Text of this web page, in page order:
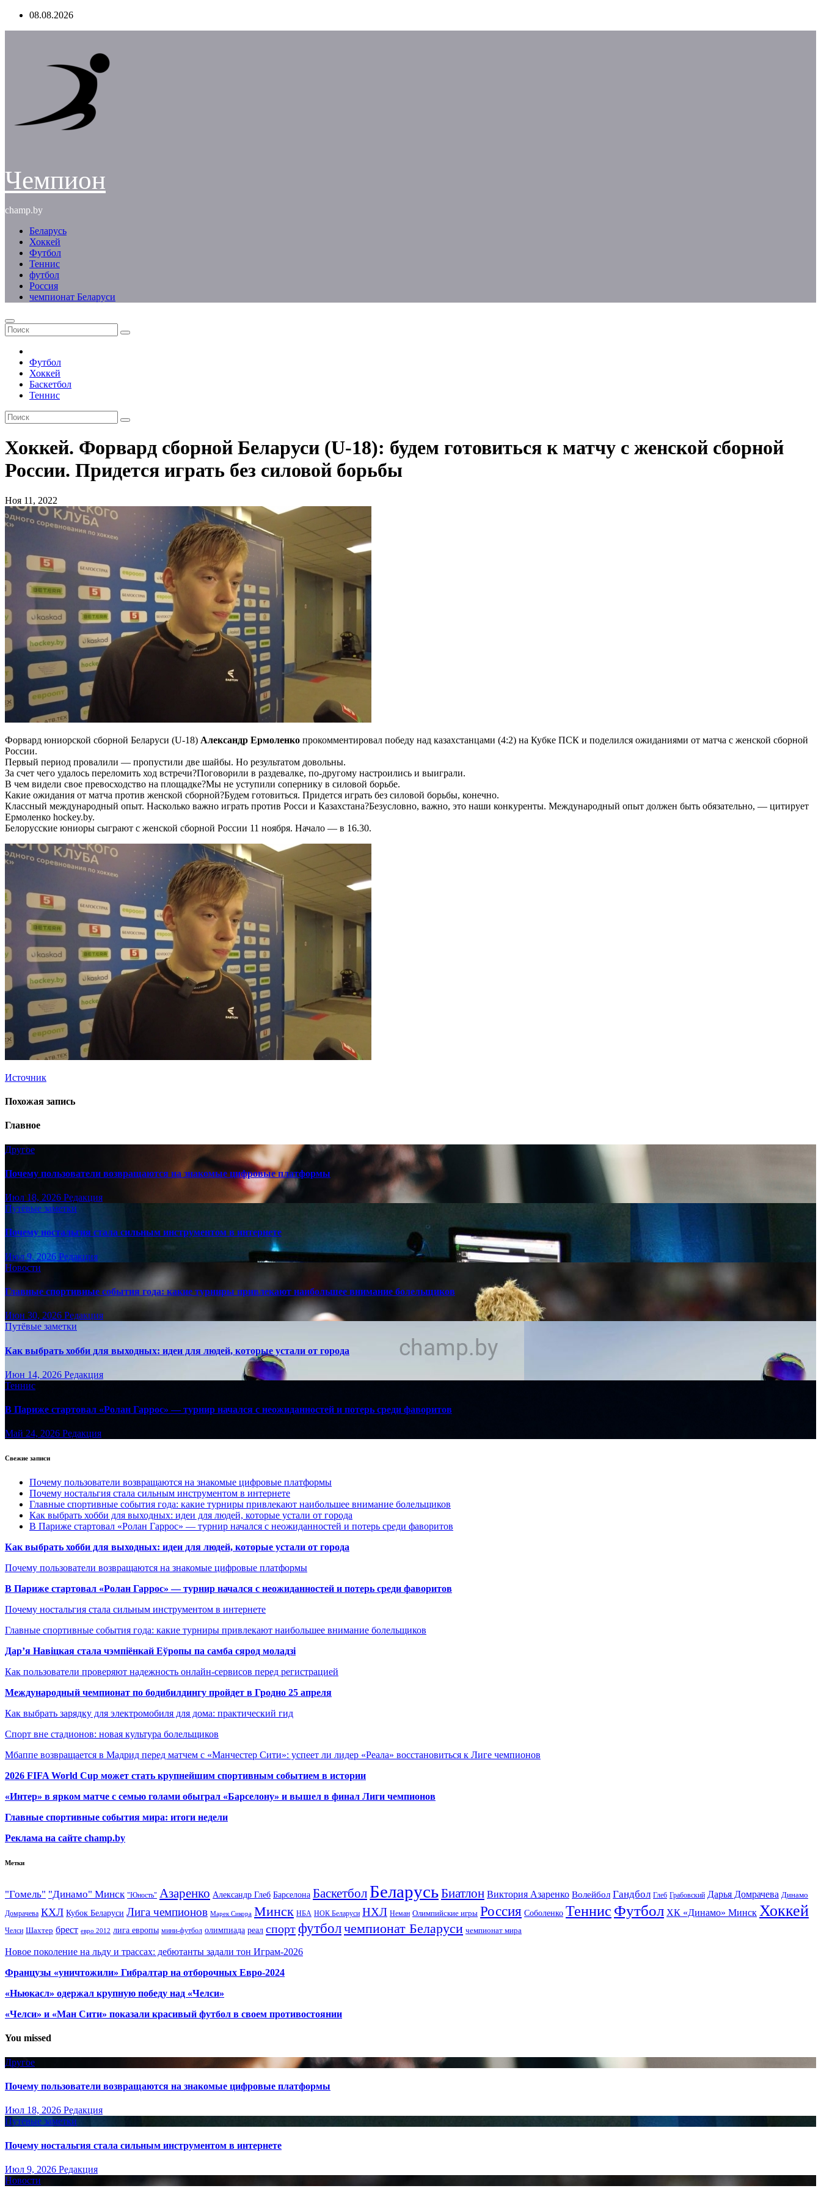
Перейти08.08.2026
Чемпион
champ.by
Беларусь
Хоккей
Футбол
Теннис
футбол
Россия
чемпионат Беларуси
Футбол
Хоккей
Баскетбол
Теннис
Хоккей. Форвард сборной Беларуси (U-18): будем готовиться к матчу с женской сборной
России. Придется играть без силовой борьбы
Ноя 11, 2022
Форвард юниорской сборной Беларуси (U-18) Александр Ермоленко прокомментировал победу над казахстанцами (4:2) на Кубке ПСК и поделился ожиданиями от матча с женской сборной
России.
Первый период провалили — пропустили две шайбы. Но результатом довольны.
За счет чего удалось переломить ход встречи?Поговорили в раздевалке, по-другому настроились и выиграли.
В чем видели свое превосходство на площадке?Мы не уступили сопернику в силовой борьбе.
Какие ожидания от матча против женской сборной?Будем готовиться. Придется играть без силовой борьбы, конечно.
Классный международный опыт. Насколько важно играть против Росси и Казахстана?Безусловно, важно, это наши конкуренты. Международный опыт должен быть обязательно, — цитирует
Ермоленко hockey.by.
Белорусские юниоры сыграют с женской сборной России 11 ноября. Начало — в 16.30.
Источник
Похожая запись
Главное
Другое
Почему пользователи возвращаются на знакомые цифровые платформы
Июл 18, 2026 Редакция
Путёвые заметки
Почему ностальгия стала сильным инструментом в интернете
Июл 9, 2026 Редакция
Новости
Главные спортивные события года: какие турниры привлекают наибольшее внимание болельщиков
Июн 30, 2026 Редакция
Путёвые заметки
Как выбрать хобби для выходных: идеи для людей, которые устали от города
Июн 14, 2026 Редакция
Теннис
В Париже стартовал «Ролан Гаррос» — турнир начался с неожиданностей и потерь среди фаворитов
Май 24, 2026 Редакция
Свежие записи
Почему пользователи возвращаются на знакомые цифровые платформы
Почему ностальгия стала сильным инструментом в интернете
Главные спортивные события года: какие турниры привлекают наибольшее внимание болельщиков
Как выбрать хобби для выходных: идеи для людей, которые устали от города
В Париже стартовал «Ролан Гаррос» — турнир начался с неожиданностей и потерь среди фаворитов
Как выбрать хобби для выходных: идеи для людей, которые устали от города
Почему пользователи возвращаются на знакомые цифровые платформы
В Париже стартовал «Ролан Гаррос» — турнир начался с неожиданностей и потерь среди фаворитов
Почему ностальгия стала сильным инструментом в интернете
Главные спортивные события года: какие турниры привлекают наибольшее внимание болельщиков
Дар’я Навіцкая стала чэмпіёнкай Еўропы па самба сярод моладзі
Как пользователи проверяют надежность онлайн-сервисов перед регистрацией
Международный чемпионат по бодибилдингу пройдет в Гродно 25 апреля
Как выбрать зарядку для электромобиля для дома: практический гид
Спорт вне стадионов: новая культура болельщиков
Мбаппе возвращается в Мадрид перед матчем с «Манчестер Сити»: успеет ли лидер «Реала» восстановиться к Лиге чемпионов
2026 FIFA World Cup может стать крупнейшим спортивным событием в истории
«Интер» в ярком матче с семью голами обыграл «Барселону» и вышел в финал Лиги чемпионов
Главные спортивные события мира: итоги недели
Реклама на сайте champ.by
Метки
"Гомель" "Динамо" Минск "Юность" Азаренко Александр Глеб Барселона Баскетбол БеларусьБиатлон Виктория Азаренко Волейбол Гандбол Глеб Грабовский Дарья Домрачева Динамо
Домрачева КХЛ Кубок Беларуси Лига чемпионов Марек Сикора Минск НБА НОК Беларуси НХЛ Неман Олимпийские игры Россия Соболенко Теннис Футбол ХК «Динамо» Минск Хоккей
Челси Шахтер брест евро 2012 лига европы мини-футбол олимпиада реал спортфутболчемпионат Беларуси чемпионат мира
Новое поколение на льду и трассах: дебютанты задали тон Играм-2026
Французы «уничтожили» Гибралтар на отборочных Евро-2024
«Ньюкасл» одержал крупную победу над «Челси»
«Челси» и «Ман Сити» показали красивый футбол в своем противостоянии
You missed
Другое
Почему пользователи возвращаются на знакомые цифровые платформы
Июл 18, 2026 Редакция
Путёвые заметки
Почему ностальгия стала сильным инструментом в интернете
Июл 9, 2026 Редакция
Новости